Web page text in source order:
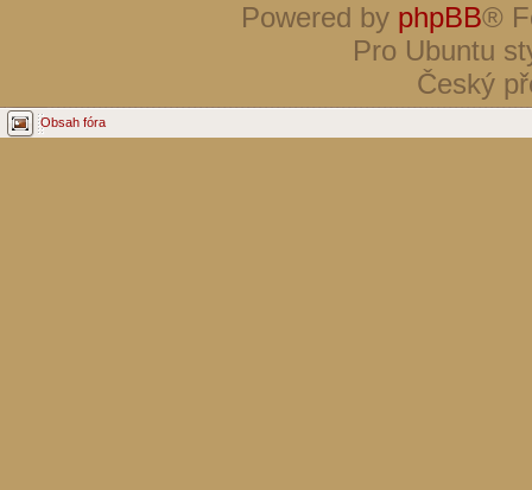
Powered by phpBB®
Pro Ubuntu
Český
Obsah fóra